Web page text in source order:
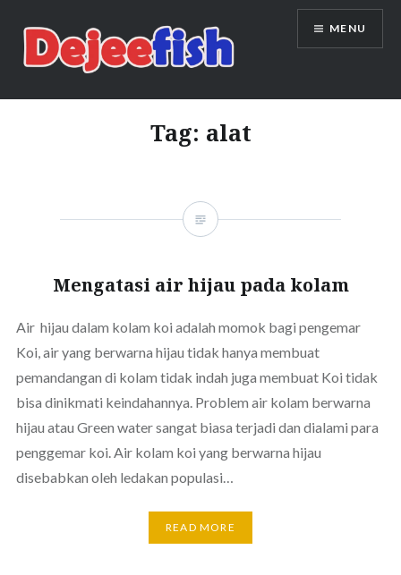
content
DEJEEFISH | PRODUSEN BENIH
IKAN BERKUALITAS INDONESIA
MENU
Tag: alat
Mengatasi air hijau pada kolam
Air hijau dalam kolam koi adalah momok bagi pengemar
Koi, air yang berwarna hijau tidak hanya membuat
pemandangan di kolam tidak indah juga membuat Koi tidak
bisa dinikmati keindahannya. Problem air kolam berwarna
hijau atau Green water sangat biasa terjadi dan dialami para
penggemar koi. Air kolam koi yang berwarna hijau
disebabkan oleh ledakan populasi…
READ MORE